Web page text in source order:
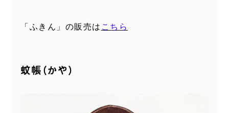
「ふきん」の販売は こちら
蚊帳（かや）